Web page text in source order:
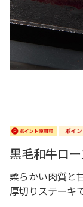
黒毛和牛ロ
柔らかい肉質と
厚切りステーキ